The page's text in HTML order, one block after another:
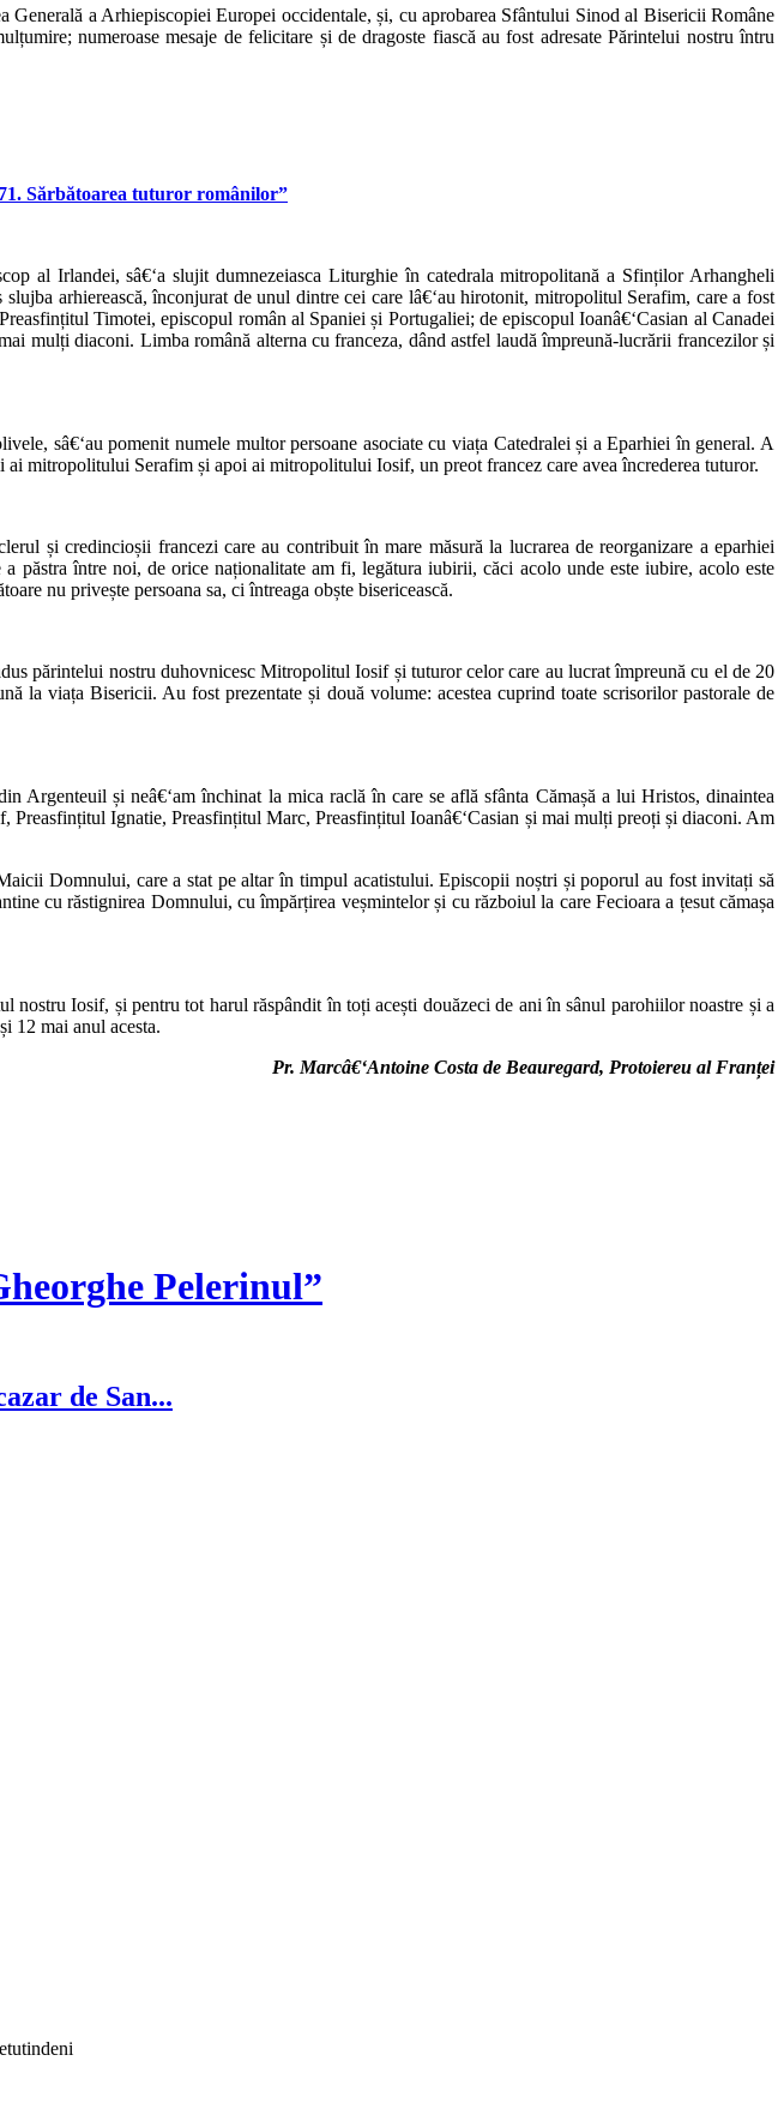
a Arhiepiscopiei Europei occidentale, și, cu aprobarea Sfântului Sinod al Bisericii Române
numeroase mesaje de felicitare și de dragoste fiască au fost adresate Părintelui nostru întru
Sărbătoarea tuturor românilor”
al Irlandei, sâ€‘a slujit dumnezeiasca Liturghie în catedrala mitropolitană a Sfinților Arhangheli
arhierească, înconjurat de unul dintre cei care lâ€‘au hirotonit, mitropolitul Serafim, care a fost
Timotei, episcopul român al Spaniei și Portugaliei; de episcopul Ioanâ€‘Casian al Canadei
mulți diaconi. Limba română alterna cu franceza, dând astfel laudă împreună-lucrării francezilor și
sâ€‘au pomenit numele multor persoane asociate cu viața Catedralei și a Eparhiei în general. A
mitropolitului Serafim și apoi ai mitropolitului Iosif, un preot francez care avea încrederea tuturor.
și credincioșii francezi care au contribuit în mare măsură la lucrarea de reorganizare a eparhiei
păstra între noi, de orice naționalitate am fi, legătura iubirii, căci acolo unde este iubire, acolo este
nu privește persoana sa, ci întreaga obște bisericească.
părintelui nostru duhovnicesc Mitropolitul Iosif și tuturor celor care au lucrat împreună cu el de 20
la viața Bisericii. Au fost prezentate și două volume: acestea cuprind toate scrisorilor pastorale de
și neâ€‘am închinat la mica raclă în care se află sfânta Cămașă a lui Hristos, dinaintea
Ignatie, Preasfințitul Marc, Preasfințitul Ioanâ€‘Casian și mai mulți preoți și diaconi. Am
Domnului, care a stat pe altar în timpul acatistului. Episcopii noștri și poporul au fost invitați să
cu răstignirea Domnului, cu împărțirea veșmintelor și cu războiul la care Fecioara a țesut cămașa
Iosif, și pentru tot harul răspândit în toți acești douăzeci de ani în sânul parohiilor noastre și a
12 mai anul acesta.
Pr. Marcâ€‘Antoine Costa de Beauregard, Protoiereu al Franței
Pelerinul”
de San...